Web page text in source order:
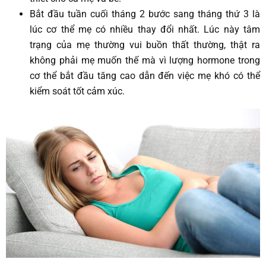
Bắt đầu tuần cuối tháng 2 bước sang tháng thứ 3 là
lúc cơ thể mẹ có nhiều thay đổi nhất. Lúc này tâm
trạng của mẹ thường vui buồn thất thường, thật ra
không phải mẹ muốn thế mà vì lượng hormone trong
cơ thể bắt đầu tăng cao dẫn đến việc mẹ khó có thể
kiểm soát tốt cảm xúc.